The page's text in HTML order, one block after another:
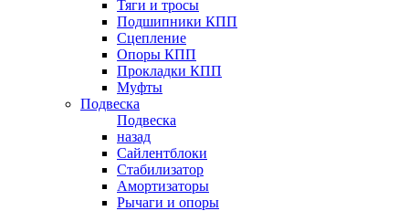
Тяги и тросы
Подшипники КПП
Сцепление
Опоры КПП
Прокладки КПП
Муфты
Подвеска
Подвеска
назад
Сайлентблоки
Стабилизатор
Амортизаторы
Рычаги и опоры